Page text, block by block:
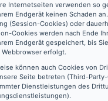
Internetseiten verwenden so
Endgerät keinen Schaden
(Session-Cookies) oder
Cookies werden nach Ende
Endgerät gespeichert, bis
Webbrowser erfolgt.
können auch Cookies von
Seite betreten (Third-
Dienstleistungen des